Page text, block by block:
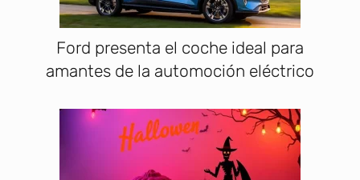
Ford presenta el coche ideal para
amantes de la automoción eléctrico